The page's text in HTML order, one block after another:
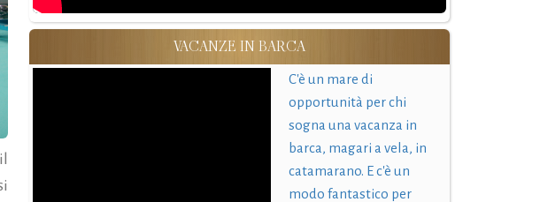
VACANZE IN BARCA
C'è un mare di
opportunità per chi
sogna una vacanza in
barca, magari a vela, in
catamarano. E c'è un
modo fantastico per